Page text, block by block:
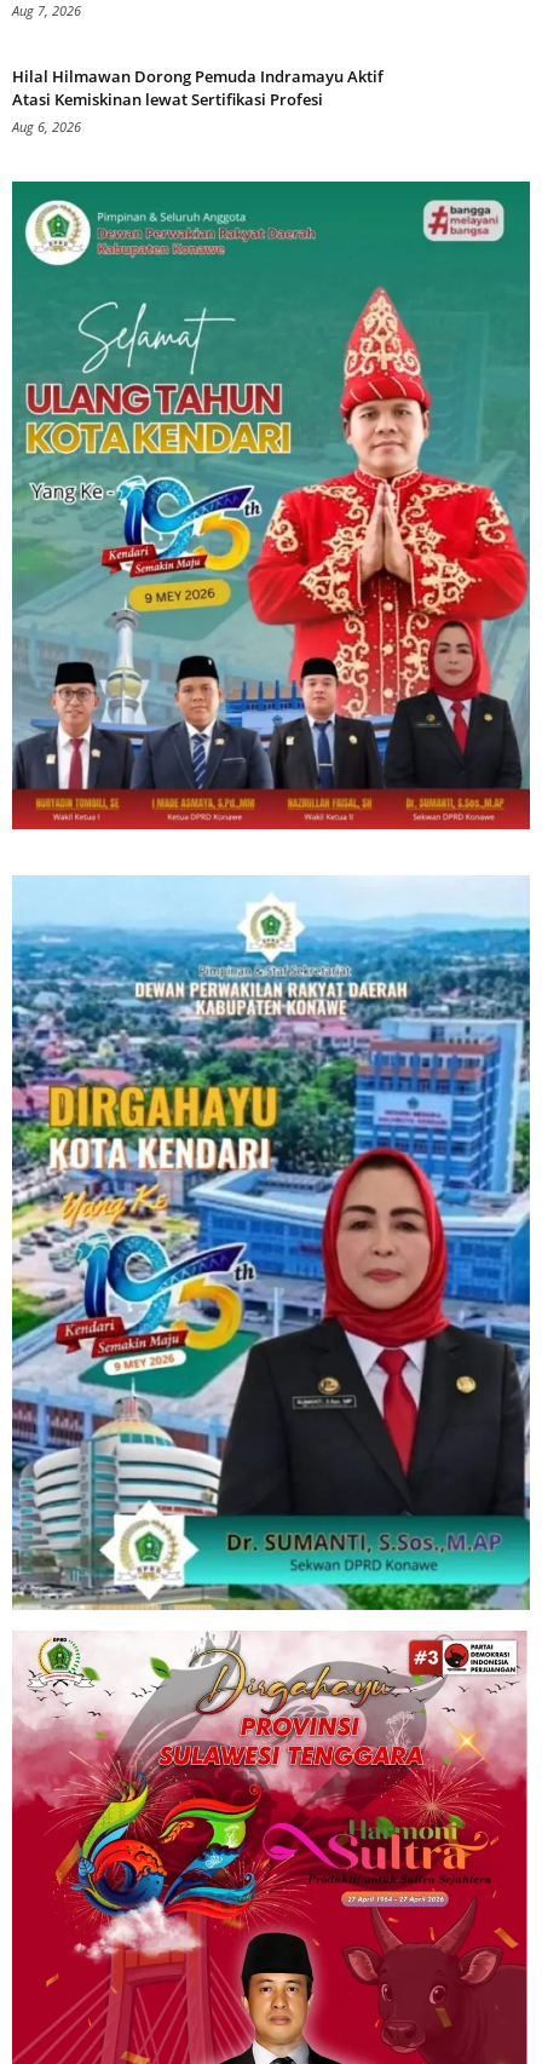
Aug 7, 2026
Hilal Hilmawan Dorong Pemuda Indramayu Aktif
Atasi Kemiskinan lewat Sertifikasi Profesi
Aug 6, 2026